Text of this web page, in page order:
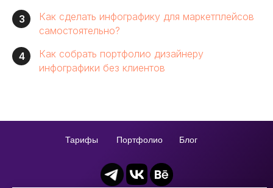
3
Как сделать инфографику для маркетплейсов
самостоятельно?
4
Как собрать портфолио дизайнеру
инфографики без клиентов
Тарифы Блог
Портфолио